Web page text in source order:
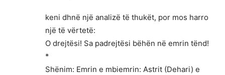
keni dhnë një analizë të thukët, por mos harro
një të vërtetë:
O drejtësi! Sa padrejtësi bëhën në emrin tënd!
*
Shënim: Emrin e mbiemrin: Astrit (Dehari) e